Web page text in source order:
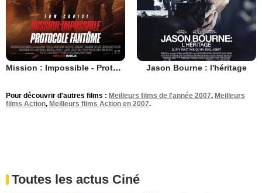
Mission : Impossible - Protocole fantôme Jason Bourne : l'héritage
Pour découvrir d'autres films : Meilleurs films de l'année 2007, Meilleurs
films Action, Meilleurs films Action en 2007.
Toutes les actus Ciné